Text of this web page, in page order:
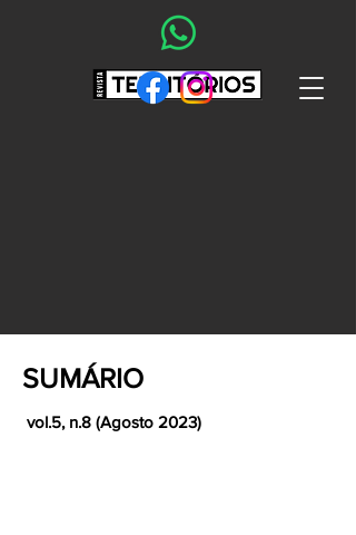
SUMÁRIO
vol.5, n.8 (Agosto 2023)